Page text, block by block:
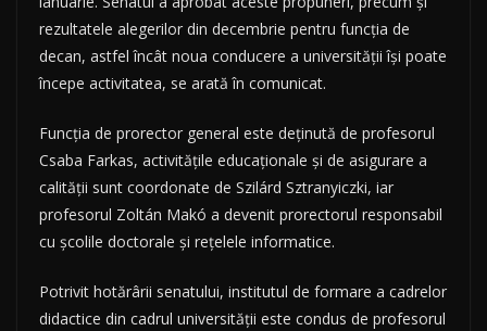
rezultatele alegerilor din decembrie pentru funcţia de
decan, astfel încât noua conducere a universităţii îşi poate
începe activitatea, se arată în comunicat.
Funcţia de prorector general este deţinută de profesorul
Csaba Farkas, activităţile educaţionale şi de asigurare a
calităţii sunt coordonate de Szilárd Sztranyiczki, iar
profesorul Zoltán Makó a devenit prorectorul responsabil
cu şcolile doctorale şi reţelele informatice.
Potrivit hotărârii senatului, institutul de formare a cadrelor
didactice din cadrul universităţii este condus de profesorul